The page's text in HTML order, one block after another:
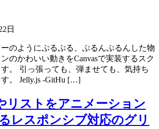
日
のようにぷるぷる、ぷるんぷるんした物
のかわいい動きをCanvasで実装するスク
。 引っ張っても、弾ませても、気持ち
。 Jelly.js -GitHu […]
リストをアニメーション
レスポンシブ対応のグリ